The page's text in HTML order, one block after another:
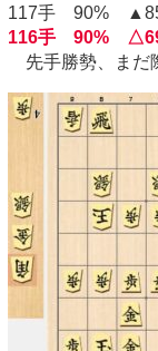
117手 90%
116手 90% △69
先手勝勢、まだ